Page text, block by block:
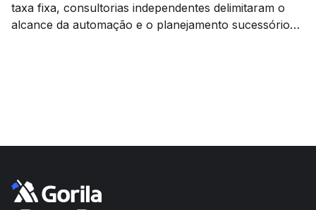
taxa fixa, consultorias independentes delimitaram o
alcance da automação e o planejamento sucessório